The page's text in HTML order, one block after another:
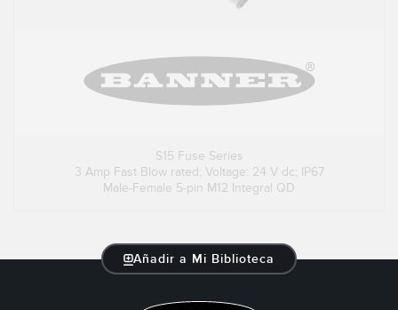
S15 Fuse Series
3 Amp Fast Blow rated; Voltage: 24 V dc; IP67
Male-Female 5-pin M12 Integral QD
Añadir a Mi Biblioteca